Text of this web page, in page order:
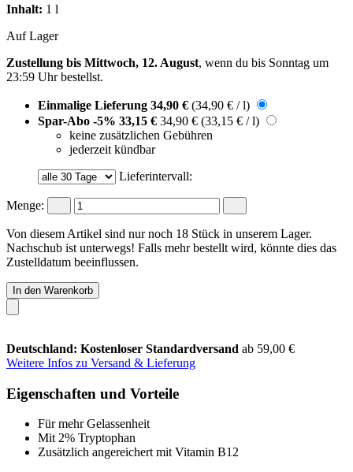
Inhalt: 1 l
Auf Lager
Zustellung bis Mittwoch, 12. August, wenn du bis Sonntag um
23:59 Uhrbestellst.
Einmalige Lieferung 34,90 € (34,90 € / l)
Spar-Abo -5% 33,15 € 34,90 € (33,15 € / l)
keine zusätzlichen Gebühren
jederzeit kündbar
Lieferintervall:
Menge:
Von diesem Artikel sind nur noch 18 Stück in unserem Lager.
Nachschub ist unterwegs! Falls mehr bestellt wird, könnte dies das
Zustelldatum beeinflussen.
In den Warenkorb
Deutschland: Kostenloser Standardversand ab 59,00 €
Weitere Infos zu Versand & Lieferung
Eigenschaften und Vorteile
Für mehr Gelassenheit
Mit 2% Tryptophan
Zusätzlich angereichert mit Vitamin B12